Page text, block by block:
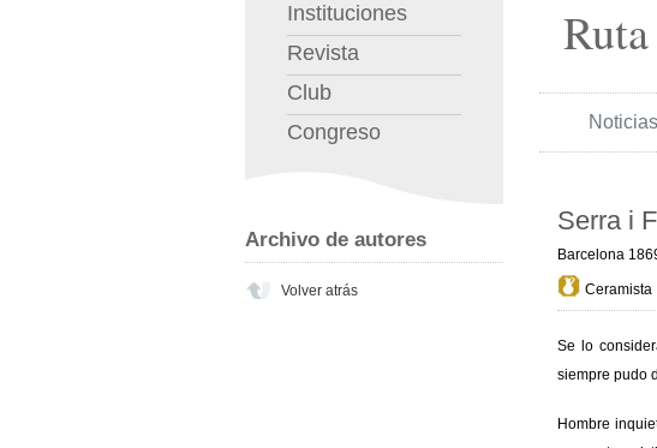
Instituciones
Revista
Club
Congreso
Archivo de autores
Volver atrás
Noticias
Serra i
Barcelona
Ceramista
Se lo
siempre pudo
Hombre